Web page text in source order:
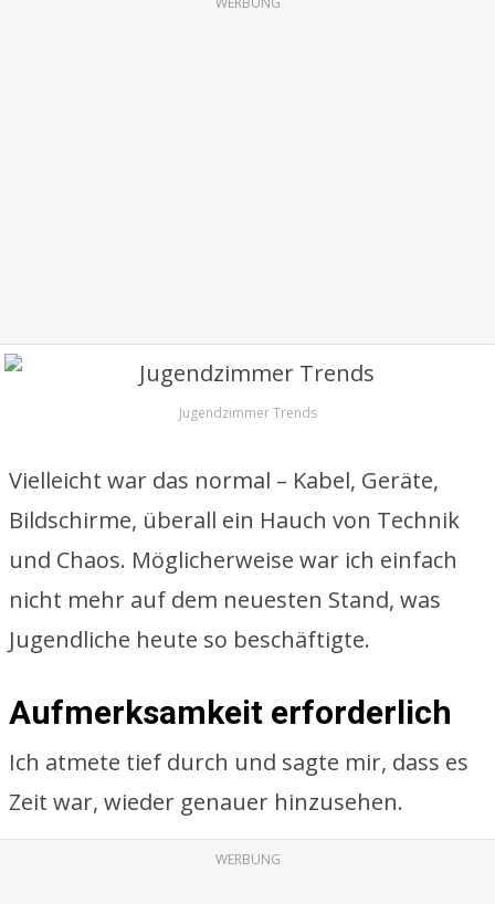
Jugendzimmer Trends
Vielleicht war das normal – Kabel, Geräte,
Bildschirme, überall ein Hauch von Technik
und Chaos. Möglicherweise war ich einfach
nicht mehr auf dem neuesten Stand, was
Jugendliche heute so beschäftigte.
Aufmerksamkeit erforderlich
Ich atmete tief durch und sagte mir, dass es
Zeit war, wieder genauer hinzusehen.
WERBUNG